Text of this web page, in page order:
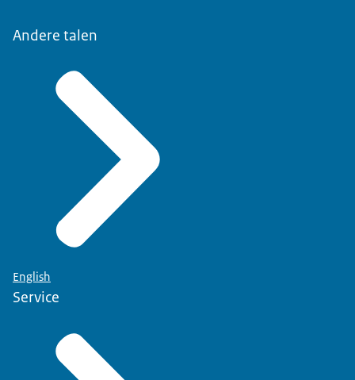
Andere talen
English
Service